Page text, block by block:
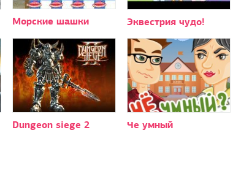
Морские шашки Эквестрия чудо!
Dungeon siege 2 Че умный